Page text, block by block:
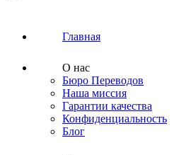
Главная
О нас
Бюро Переводов
Наша миссия
Гарантии качества
Конфиденциальность
Блог